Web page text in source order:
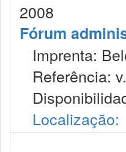
2008
Fórum
Imprenta:
Referência:
Localização: